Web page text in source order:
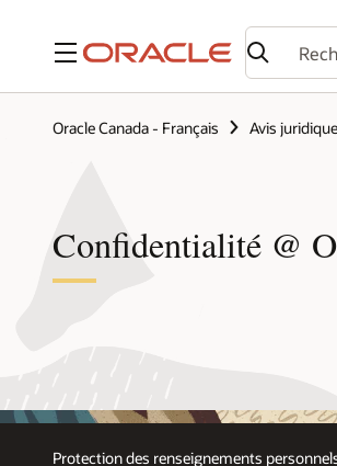
Menu
Oracle Canada - Français Avis
Confidentialité @
Protection des renseignements